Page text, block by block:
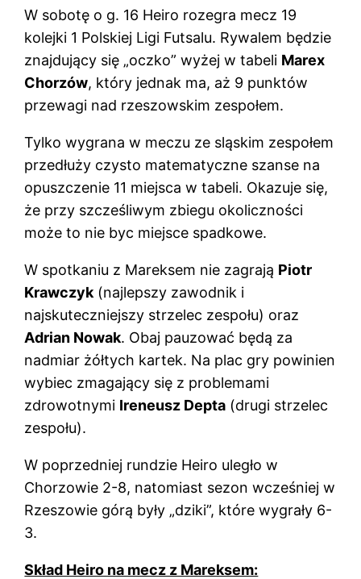
W sobotę o g. 16 Heiro rozegra mecz 19
kolejki 1 Polskiej Ligi Futsalu. Rywalem będzie
znajdujący się „oczko” wyżej w tabeli Marex
Chorzów, który jednak ma, aż 9 punktów
przewagi nad rzeszowskim zespołem.
Tylko wygrana w meczu ze sląskim zespołem
przedłuży czysto matematyczne szanse na
opuszczenie 11 miejsca w tabeli. Okazuje się,
że przy szcześliwym zbiegu okoliczności
może to nie byc miejsce spadkowe.
W spotkaniu z Mareksem nie zagrają Piotr
Krawczyk (najlepszy zawodnik i
najskuteczniejszy strzelec zespołu) oraz
Adrian Nowak. Obaj pauzować będą za
nadmiar żółtych kartek. Na plac gry powinien
wybiec zmagający się z problemami
zdrowotnymi Ireneusz Depta (drugi strzelec
zespołu).
W poprzedniej rundzie Heiro uległo w
Chorzowie 2-8, natomiast sezon wcześniej w
Rzeszowie górą były „dziki”, które wygrały 6-
3.
Skład Heiro na mecz z Mareksem: